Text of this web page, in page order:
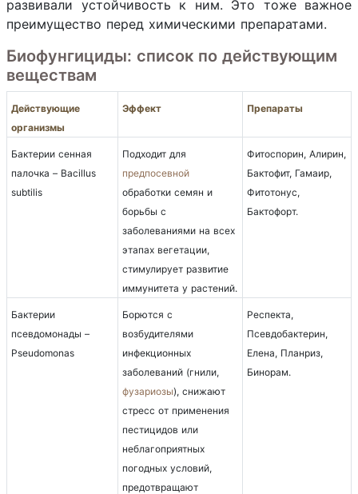
развивали устойчивость к ним. Это тоже важное
преимущество перед химическими препаратами.
Биофунгициды: список по действующим
веществам
Действующие
организмы
Эффект Препараты
Бактерии сенная
палочка – Bacillus
subtilis
Подходит для
предпосевной
обработки семян и
борьбы с
заболеваниями на всех
этапах вегетации,
стимулирует развитие
иммунитета у растений.
Фитоспорин, Алирин,
Бактофит, Гамаир,
Фитотонус,
Бактофорт.
Бактерии
псевдомонады –
Pseudomonas
Борются с
возбудителями
инфекционных
заболеваний (гнили,
фузариозы), снижают
стресс от применения
пестицидов или
неблагоприятных
погодных условий,
предотвращают
Респекта,
Псевдобактерин,
Елена, Планриз,
Бинорам.